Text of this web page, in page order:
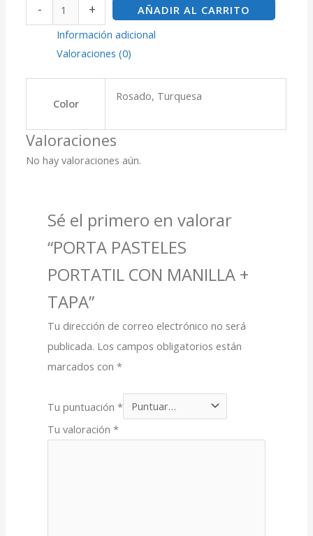
- +
AÑADIR AL CARRITO
Información adicional
Valoraciones (0)
Color
Rosado, Turquesa
Valoraciones
No hay valoraciones aún.
Sé el primero en valorar
“PORTA PASTELES
PORTATIL CON MANILLA +
TAPA”
Tu dirección de correo electrónico no será
publicada. Los campos obligatorios están
marcados con*
Tu puntuación*
Tu valoración*